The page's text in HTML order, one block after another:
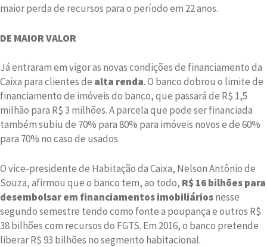
maior perda de recursos para o período em 22 anos.
DE MAIOR VALOR
Já entraram em vigor as novas condições de financiamento da
Caixa para clientes de alta renda. O banco dobrou o limite de
financiamento de imóveis do banco, que passará de R$ 1,5
milhão para R$ 3 milhões. A parcela que pode ser financiada
também subiu de 70% para 80% para imóveis novos e de 60%
para 70% no caso de usados.
O vice-presidente de Habitação da Caixa, Nelson Antônio de
Souza, afirmou que o banco tem, ao todo, R$ 16 bilhões para
desembolsar em financiamentos imobiliáriosnesse
segundo semestre tendo como fonte a poupança e outros R$
38 bilhões com recursos do FGTS. Em 2016, o banco pretende
liberar R$ 93 bilhões no segmento habitacional.